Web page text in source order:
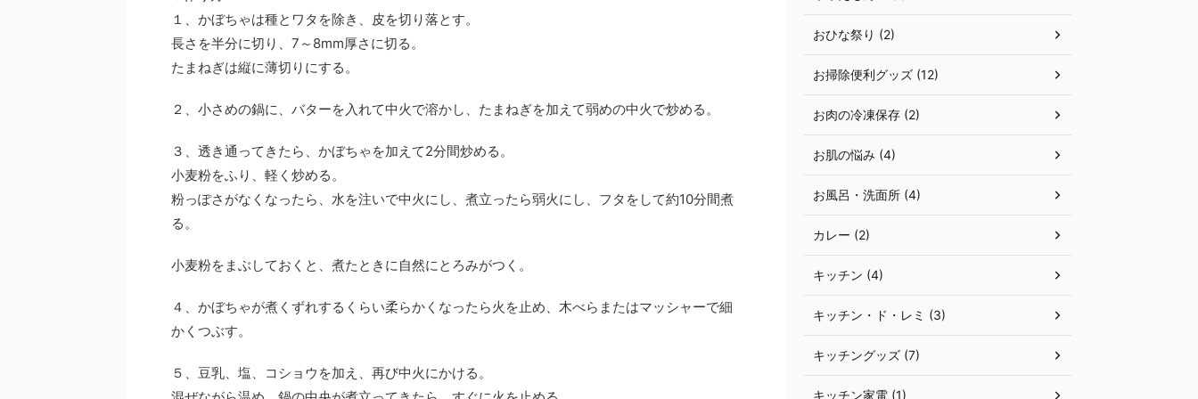
１、かぼちゃは種とワタを除き、皮を切り落とす。
長さを半分に切り、7～8mm厚さに切る。
たまねぎは縦に薄切りにする。
２、小さめの鍋に、バターを入れて中火で溶かし、たまねぎを加えて弱めの中火で炒める。
３、透き通ってきたら、かぼちゃを加えて2分間炒める。
小麦粉をふり、軽く炒める。
粉っぽさがなくなったら、水を注いで中火にし、煮立ったら弱火にし、フタをして約10分間煮
る。
小麦粉をまぶしておくと、煮たときに自然にとろみがつく。
４、かぼちゃが煮くずれするくらい柔らかくなったら火を止め、木べらまたはマッシャーで細
かくつぶす。
５、豆乳、塩、コショウを加え、再び中火にかける。
おひな祭り (2)
お掃除便利グッズ (12)
お肉の冷凍保存 (2)
お肌の悩み (4)
お風呂・洗面所 (4)
カレー (2)
キッチン (4)
キッチン・ド・レミ (3)
キッチングッズ (7)
キッチン家電 (1)